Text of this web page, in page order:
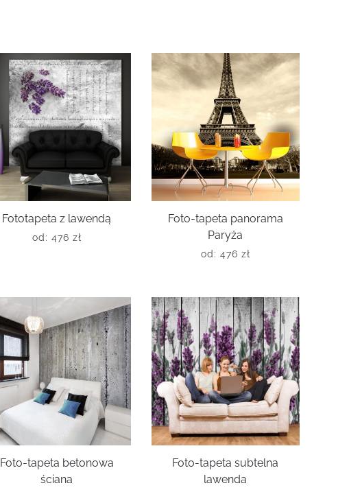
Fototapeta z lawendą
od: 476 zł
Foto-tapeta panorama
Paryża
od: 476 zł
Foto-tapeta betonowa
ściana
Foto-tapeta subtelna
lawenda